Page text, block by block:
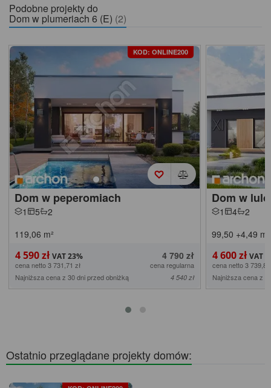
Podobne projekty do
Dom w plumeriach 6 (E) (2)
KOD: ONLINE200
Dom w peperomiach
1 5
2
119,06 m²
4 590 zł 4 790 zł
cena netto 3 731,71 zł
cena regularna
Najniższa cena z 30 dni przed obniżką
4 540 zł
Dom w
1 4
2
99,50 +4,49 m²
4 600 zł
cena netto 3 739,84
Najniższa cena z
Ostatnio przeglądane projekty domów: